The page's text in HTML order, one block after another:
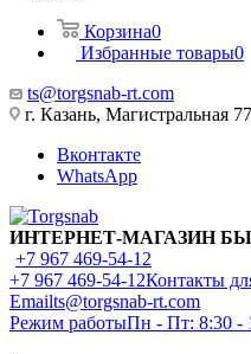
Корзина0
Избранные товары0
ts@torgsnab-rt.com
г. Казань, Магистральная
Вконтакте
WhatsApp
ИНТЕРНЕТ-МАГАЗИН
+7 967 469-54-12
+7 967 469-54-12Контакты
Emailts@torgsnab-rt.com
Режим работыПн - Пт: 8:30 -